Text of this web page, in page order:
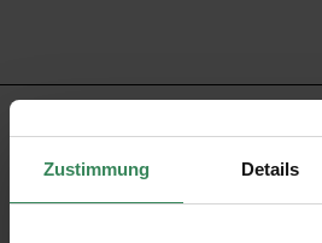
Zustimmung Details
Mühsames Zuschneiden von